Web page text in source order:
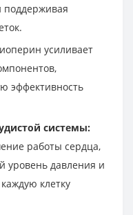
усиливает
эффективность
системы:
работы сердца,
уровень давления и
клетку